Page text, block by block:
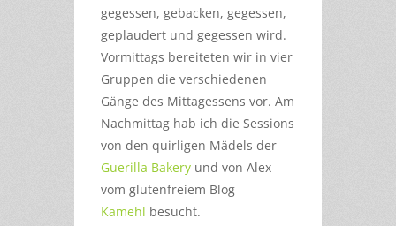
gegessen, gebacken, gegessen,
geplaudert und gegessen wird.
Vormittags bereiteten wir in vier
Gruppen die verschiedenen
Gänge des Mittagessens vor. Am
Nachmittag hab ich die Sessions
von den quirligen Mädels der
Guerilla Bakery und von Alex
vom glutenfreiem Blog
Kamehl besucht.